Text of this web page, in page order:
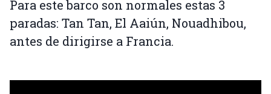
Para este barco son normales estas 3
paradas: Tan Tan, El Aaiún, Nouadhibou,
antes de dirigirse a Francia.